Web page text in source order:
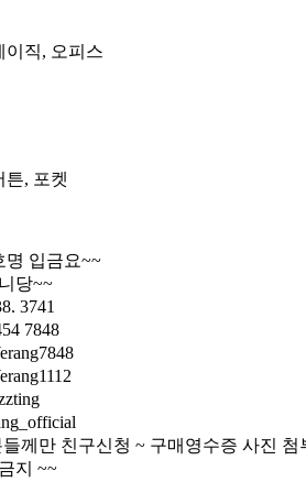
이직, 오피스
튼, 포켓
명 입금요~~
당~~
3741
7848
께만 친구신청 ~ 구매영수증 사진
지 ~~